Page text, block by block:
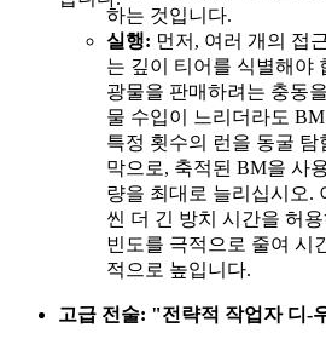
하는 것입니다.
실행: 먼저, 여러 개의 접
는 깊이 티어를 식별해야
광물을 판매하려는 충동
물 수입이 느리더라도
특정 횟수의 런을 동굴 탐
막으로, 축적된 BM을 사
량을 최대로 늘리십시오.
씬 더 긴 방치 시간을 허
빈도를 극적으로 줄여 시
적으로 높입니다.
고급 전술: "전략적 작업자 디-